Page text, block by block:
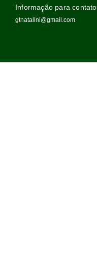
Informação para contato
gtnatalini@gmail.com